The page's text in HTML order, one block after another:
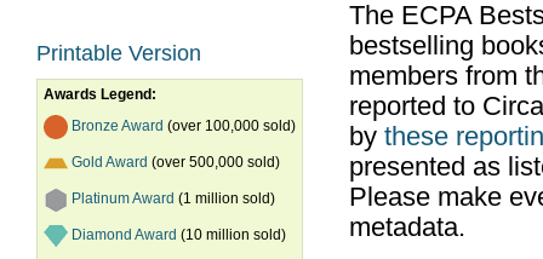
Printable Version
Awards Legend:
Bronze Award (over 100,000 sold)
Gold Award (over 500,000 sold)
Platinum Award (1 million sold)
Diamond Award (10 million sold)
The ECPA
bestselling
members from
reported to
by these
presented as
Please make
metadata.